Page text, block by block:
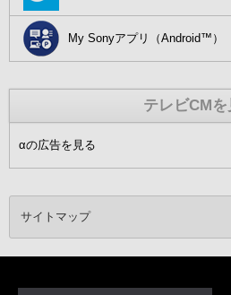
My Sonyアプリ（Android™）
テレビCMを
αの広告を見る
サイトマップ